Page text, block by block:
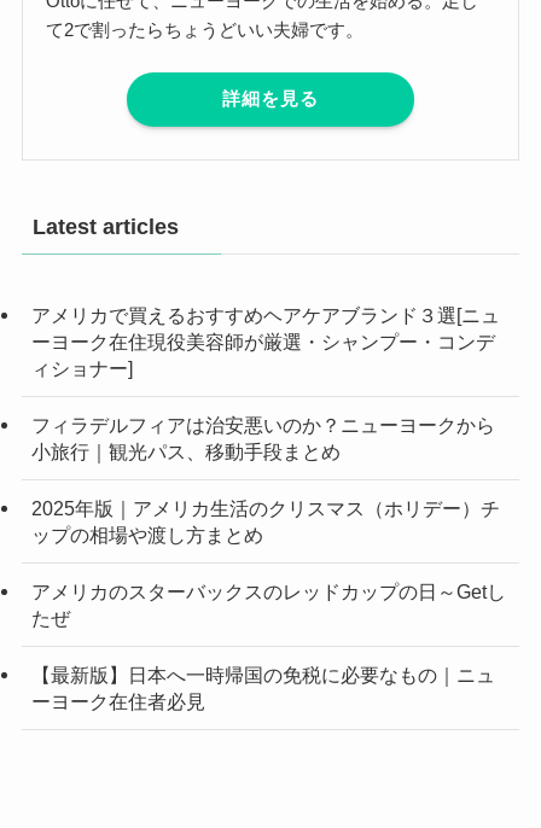
て2で割ったらちょうどいい夫婦です。
詳細を見る
Latest articles
アメリカで買えるおすすめヘアケアブランド３選[ニュ
ーヨーク在住現役美容師が厳選・シャンプー・コンデ
ィショナー]
フィラデルフィアは治安悪いのか？ニューヨークから
小旅行｜観光パス、移動手段まとめ
2025年版｜アメリカ生活のクリスマス（ホリデー）チ
ップの相場や渡し方まとめ
アメリカのスターバックスのレッドカップの日～Getし
たぜ
【最新版】日本へ一時帰国の免税に必要なもの｜ニュ
ーヨーク在住者必見